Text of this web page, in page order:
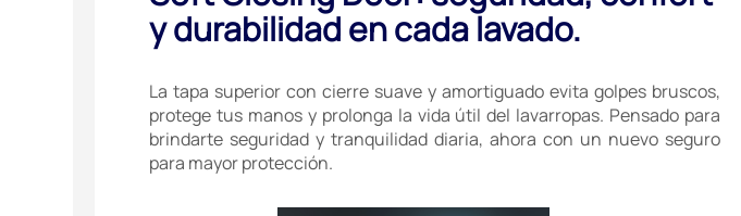
y durabilidad en cada lavado.
La tapa superior con cierre suave y amortiguado evita golpes bruscos,
protege tus manos y prolonga la vida útil del lavarropas. Pensado para
brindarte seguridad y tranquilidad diaria, ahora con un nuevo seguro
para mayor protección.